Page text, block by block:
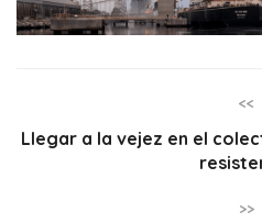
<<
Llegar a la vejez en el
>>